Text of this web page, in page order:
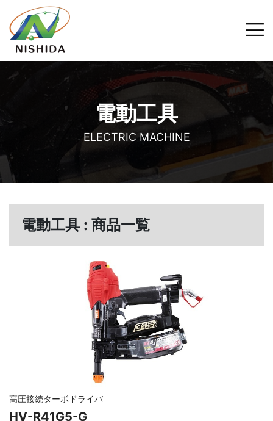
電動工具
ELECTRIC MACHINE
電動工具 : 商品一覧
高圧接続ターボドライバ
HV-R41G5-G